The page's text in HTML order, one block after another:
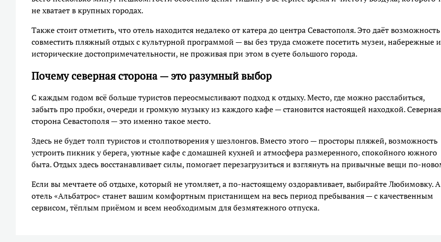
не хватает в крупных городах.
Также стоит отметить, что отель находится недалеко от катера до центра Севастополя. Это даёт возможность
совместить пляжный отдых с культурной программой — вы без труда сможете посетить музеи, набережные и
исторические достопримечательности, не проживая при этом в суете большого города.
Почему северная сторона — это разумный выбор
С каждым годом всё больше туристов переосмысливают подход к отдыху. Место, где можно расслабиться,
забыть про пробки, очереди и громкую музыку из каждого кафе — становится настоящей находкой. Северная
сторона Севастополя — это именно такое место.
Здесь не будет толп туристов и столпотворения у шезлонгов. Вместо этого — просторы пляжей, возможность
устроить пикник у берега, уютные кафе с домашней кухней и атмосфера размеренного, спокойного южного
быта. Отдых здесь восстанавливает силы, помогает перезагрузиться и взглянуть на привычные вещи по-
Если вы мечтаете об отдыхе, который не утомляет, а по-настоящему оздоравливает, выбирайте Любимовку. А
отель «Альбатрос» станет вашим комфортным пристанищем на весь период пребывания — с качественным
сервисом, тёплым приёмом и всем необходимым для безмятежного отпуска.